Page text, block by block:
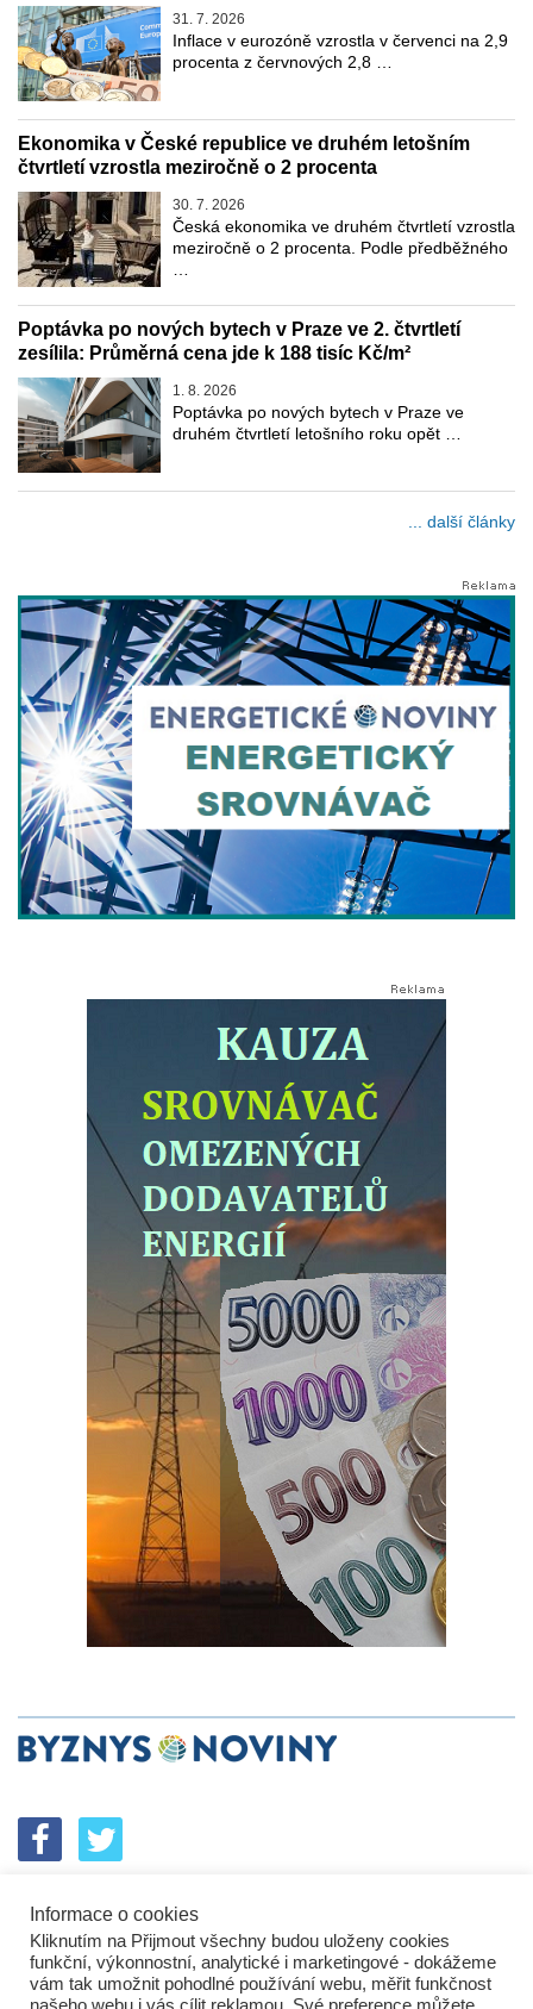
31. 7. 2026
Inflace v eurozóně vzrostla v červenci na 2,9
procenta z červnových 2,8 …
Ekonomika v České republice ve druhém letošním
čtvrtletí vzrostla meziročně o 2 procenta
30. 7. 2026
Česká ekonomika ve druhém čtvrtletí vzrostla
meziročně o 2 procenta. Podle předběžného
Poptávka po nových bytech v Praze ve 2. čtvrtletí
zesílila: Průměrná cena jde k 188 tisíc Kč/m²
1. 8. 2026
Poptávka po nových bytech v Praze ve
druhém čtvrtletí letošního roku opět …
... další články
SPOLUPRÁCE PODPORA
ENERGETICKÝ SROVNÁVAČ
KORPORÁTNÍ BROUCI
PROBLÉMY FIREM
KOMUNIKAČNÍ PŘEŠLAPY
NEJHORŠÍ FIRMY
NEJLEPŠÍ FIRMY IN&S PROJEKTY
Informace o cookies
Kliknutím na Přijmout všechny budou uloženy cookies
funkční, výkonnostní, analytické i marketingové - dokážeme
vám tak umožnit pohodlné používání webu, měřit funkčnost